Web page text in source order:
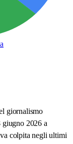
giornalismo
2026 a
colpita negli ultimi